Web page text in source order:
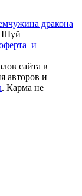
дракона
Шуй
и
сайта в
авторов и
. Карма не